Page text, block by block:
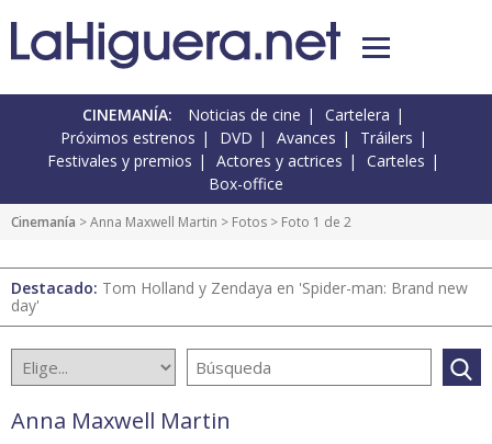
CINEMANÍA: Noticias de cine
Cartelera
Próximos estrenos
DVD Avances
Tráilers
Festivales y premios
Actores y actrices
Carteles
Box-office
Cinemanía >Anna Maxwell Martin > Fotos > Foto 1 de 2
Destacado: Tom Holland y Zendaya en 'Spider-man: Brand new
day'
Anna Maxwell Martin